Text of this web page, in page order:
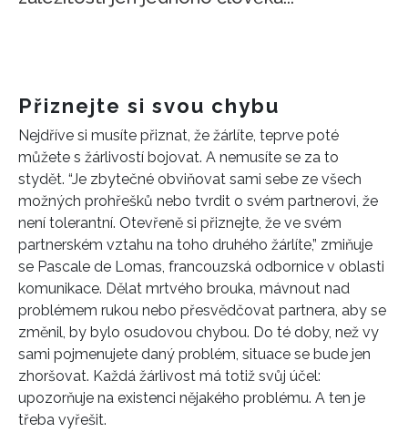
Přiznejte si svou chybu
Nejdříve si musíte přiznat, že žárlíte, teprve poté
můžete s žárlivostí bojovat. A nemusíte se za to
stydět. “Je zbytečné obviňovat sami sebe ze všech
možných prohřešků nebo tvrdit o svém partnerovi, že
není tolerantní. Otevřeně si přiznejte, že ve svém
partnerském vztahu na toho druhého žárlíte,” zmiňuje
se Pascale de Lomas, francouzská odbornice v oblasti
komunikace. Dělat mrtvého brouka, mávnout nad
problémem rukou nebo přesvědčovat partnera, aby se
změnil, by bylo osudovou chybou. Do té doby, než vy
sami pojmenujete daný problém, situace se bude jen
zhoršovat. Každá žárlivost má totiž svůj účel:
upozorňuje na existenci nějakého problému. A ten je
třeba vyřešit.